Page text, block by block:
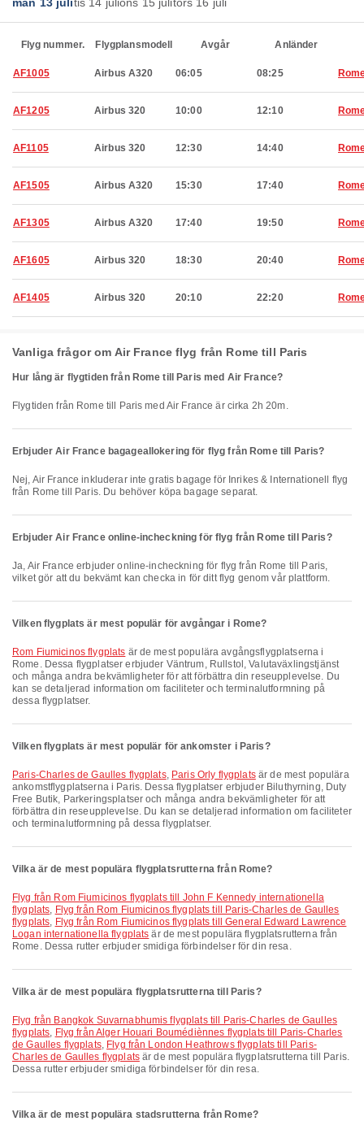
Flyg nummer. Flygplansmodell Avgår Anländer
AF1005 Airbus A320 06:05 08:25
AF1205 Airbus 320 10:00 12:10
AF1105 Airbus 320 12:30 14:40
AF1505 Airbus A320 15:30 17:40
AF1305 Airbus A320 17:40 19:50
AF1605 Airbus 320 18:30 20:40
AF1405 Airbus 320 20:10 22:20
Vanliga frågor om Air France flyg från Rome till Paris
Hur lång är flygtiden från Rome till Paris med Air France?
Flygtiden från Rome till Paris med Air France är cirka 2h 20m.
Erbjuder Air France bagageallokering för flyg från Rome till Paris?
Nej, Air France inkluderar inte gratis bagage för Inrikes & Internationell flyg
från Rome till Paris. Du behöver köpa bagage separat.
Erbjuder Air France online-incheckning för flyg från Rome till Paris?
Ja, Air France erbjuder online-incheckning för flyg från Rome till Paris,
vilket gör att du bekvämt kan checka in för ditt flyg genom vår plattform.
Vilken flygplats är mest populär för avgångar i Rome?
Rom Fiumicinos flygplats är de mest populära avgångsflygplatserna i
Rome. Dessa flygplatser erbjuder Väntrum, Rullstol, Valutaväxlingstjänst
och många andra bekvämligheter för att förbättra din reseupplevelse. Du
kan se detaljerad information om faciliteter och terminalutformning på
dessa flygplatser.
Vilken flygplats är mest populär för ankomster i Paris?
Paris-Charles de Gaulles flygplats, Paris Orly flygplatsär de mest populära
ankomstflygplatserna i Paris. Dessa flygplatser erbjuder Biluthyrning, Duty
Free Butik, Parkeringsplatser och många andra bekvämligheter för att
förbättra din reseupplevelse. Du kan se detaljerad information om faciliteter
och terminalutformning på dessa flygplatser.
Vilka är de mest populära flygplatsrutterna från Rome?
Flyg från Rom Fiumicinos flygplats till John F Kennedy internationella
flygplats, Flyg från Rom Fiumicinos flygplats till Paris-Charles de Gaulles
flygplats, Flyg från Rom Fiumicinos flygplats till General Edward Lawrence
Logan internationella flygplats är de mest populära flygplatsrutterna från
Rome. Dessa rutter erbjuder smidiga förbindelser för din resa.
Vilka är de mest populära flygplatsrutterna till Paris?
Flyg från Bangkok Suvarnabhumis flygplats till Paris-Charles de Gaulles
flygplats, Flyg från Alger Houari Boumédiènnes flygplats till Paris-Charles
de Gaulles flygplats, Flyg från London Heathrows flygplats till Paris-
Charles de Gaulles flygplatsär de mest populära flygplatsrutterna till Paris.
Dessa rutter erbjuder smidiga förbindelser för din resa.
Vilka är de mest populära stadsrutterna från Rome?